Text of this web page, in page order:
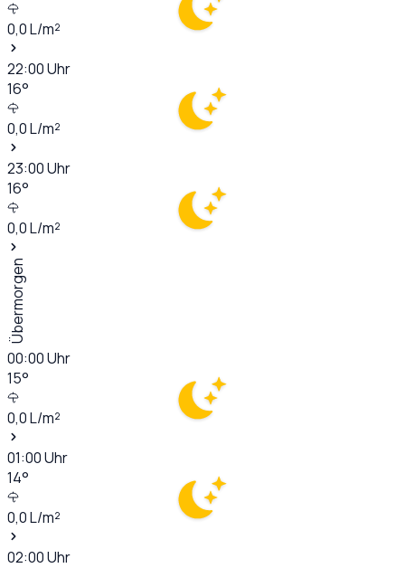
0,0L/m²
22:00Uhr
16°
0,0L/m²
23:00Uhr
16°
0,0L/m²
Übermorgen
00:00Uhr
15°
0,0L/m²
01:00Uhr
14°
0,0L/m²
02:00Uhr